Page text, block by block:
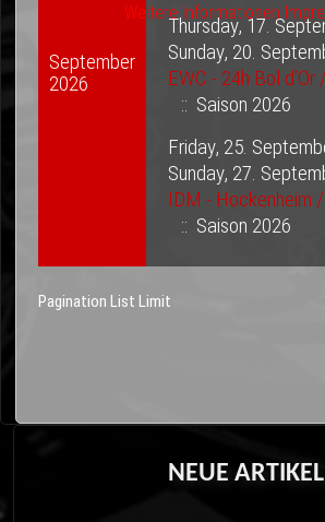
September
2026
Thursday, 17.
Sunday, 20.
EWC - 24h Bol
:: Saison 2026
Friday, 25.
Sunday, 27.
IDM - Hockenheim
:: Saison 2026
Pagination List Limit
NEUE ARTIKEL
Weitere Informationen